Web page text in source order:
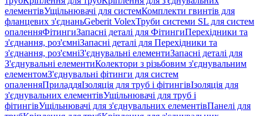
елементівУщільнювачі для системКомплекти гвинтів для
фланцевих з'єднаньGeberit VolexТруби системи SL для систем
опаленняФітингиЗапасні деталі для ФітингиПерехідники та
з'єднання, роз'ємніЗапасні деталі для Перехідники та
з'єднання, роз'ємніЗ'єднувальні елементиЗапасні деталі для
З'єднувальні елементиКолектори з різьбовим з'єднувальним
елементомЗ'єднувальні фітинги для систем
опаленняПриладдяІзоляція для труб і фітингівІзоляція для
з'єднувальних елементівУщільнювачі для труб і
фітингівУщільнювачі для з'єднувальних елементівПанелі для